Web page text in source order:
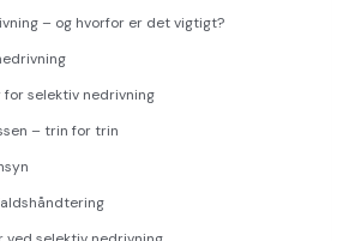
– og hvorfor er det vigtigt?
selektiv nedrivning
– trin for trin